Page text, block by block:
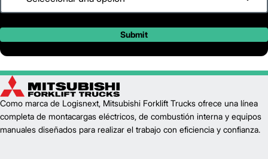
Submit
Como marca de Logisnext, Mitsubishi Forklift Trucks ofrece una línea
completa de montacargas eléctricos, de combustión interna y equipos
manuales diseñados para realizar el trabajo con eficiencia y confianza.